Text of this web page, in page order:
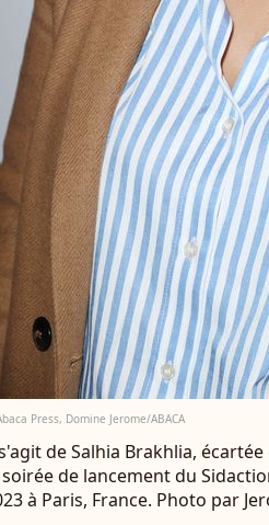
Press, Domine Jerome/ABACA
de Salhia Brakhlia,
de lancement du
à Paris, France. Photo par